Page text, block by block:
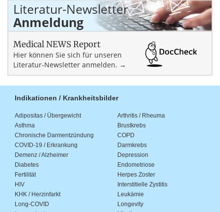
Literatur-Newsletter
Anmeldung
Medical NEWS Report
Hier können Sie sich für unseren
Literatur-Newsletter anmelden. →
Indikationen / Krankheitsbilder
Adipositas / Übergewicht
Arthritis / Rheuma
Asthma
Brustkrebs
Chronische Darmentzündung
COPD
COVID-19 / Erkrankung
Darmkrebs
Demenz / Alzheimer
Depression
Diabetes
Endometriose
Fertilität
Herpes Zoster
HIV
Interstitielle Zystitis
KHK / Herzinfarkt
Leukämie
Long-COVID
Longevity